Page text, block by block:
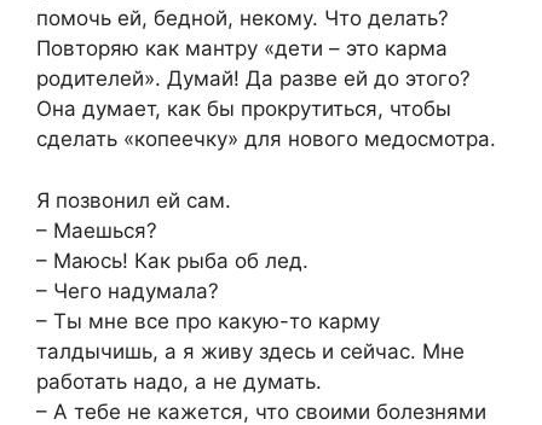
помочь ей, бедной, некому. Что делать?
Повторяю как мантру «дети – это карма
родителей». Думай! Да разве ей до этого?
Она думает, как бы прокрутиться, чтобы
сделать «копеечку» для нового медосмотра.
Я позвонил ей сам.
– Маешься?
– Маюсь! Как рыба об лед.
– Чего надумала?
– Ты мне все про какую-то карму
талдычишь, а я живу здесь и сейчас. Мне
работать надо, а не думать.
– А тебе не кажется, что своими болезнями